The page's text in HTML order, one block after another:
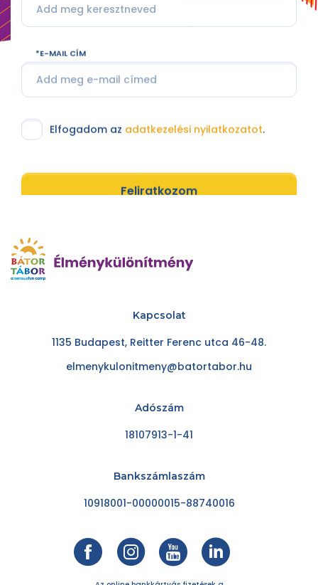
E-MAIL CÍM
Elfogadom az adatkezelési nyilatkozatot.
Feliratkozom
Kapcsolat
1135 Budapest, Reitter Ferenc utca 46-48.
elmenykulonitmeny@batortabor.hu
Adószám
18107913-1-41
Bankszámlaszám
10918001-00000015-88740016